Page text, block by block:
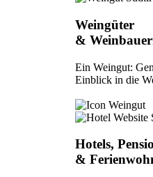
Weingüter
&
Ein Weingut:
Einblick in die
Hotels,
&